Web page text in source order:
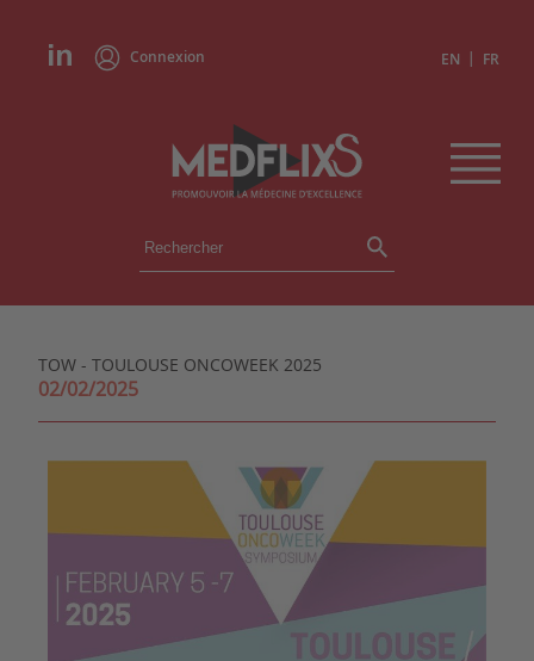
Connexion EN | FR
ÉVÉNEMENTS
INSTITUTIONS
EXPERTS
REVUES DE PRESSE
CONGRÈS EN RÉSUMÉ
TOW - TOULOUSE ONCOWEEK 2025
02/02/2025